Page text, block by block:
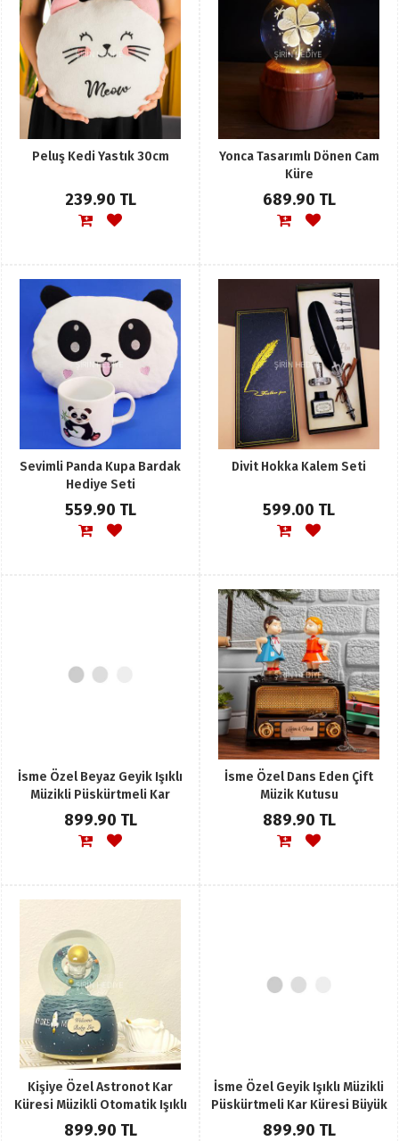
Peluş Kedi Yastık 30cm
239.90 TL
Yonca Tasarımlı Dönen Cam
Küre
689.90 TL
Sevimli Panda Kupa Bardak
Hediye Seti
559.90 TL
Divit Hokka Kalem Seti
599.00 TL
İsme Özel Beyaz Geyik Işıklı
Müzikli Püskürtmeli Kar
Küresi Büyük Boy
899.90 TL
İsme Özel Dans Eden Çift
Müzik Kutusu
889.90 TL
Kişiye Özel Astronot Kar
Küresi Müzikli Otomatik Işıklı
Büyük Boy
899.90 TL
İsme Özel Geyik Işıklı Müzikli
Püskürtmeli Kar Küresi Büyük
Boy
899.90 TL